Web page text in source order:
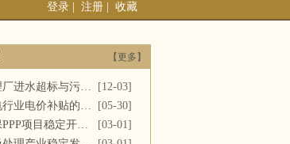
登录 注册 收藏
【更多】
完善污水处理厂进水超标与污泥处置
[12-03]
关于垃圾发电行业电价补贴的建议
[05-30]
关于保障环保PPP项目稳定开展的提案
[03-01]